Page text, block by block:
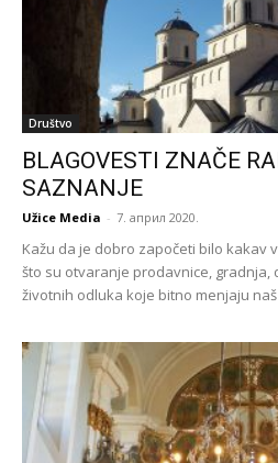
Društvo
BLAGOVESTI ZNAČE
SAZNANJE
Užice Media - 7. април 2020.
Kažu da je dobro započeti bilo kakav
što su otvaranje prodavnice, gradnja,
životnih odluka koje bitno menjaju